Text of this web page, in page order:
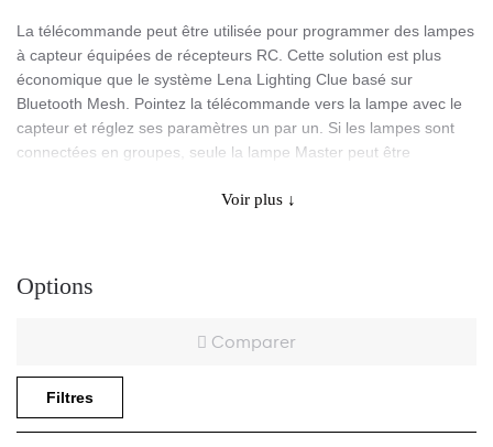
La télécommande peut être utilisée pour programmer des lampes
à capteur équipées de récepteurs RC. Cette solution est plus
économique que le système Lena Lighting Clue basé sur
Bluetooth Mesh. Pointez la télécommande vers la lampe avec le
capteur et réglez ses paramètres un par un. Si les lampes sont
connectées en groupes, seule la lampe Master peut être
fonction spéciale de la télécommande HRC-11 permet de définir
Voir plus ↓
Options
Comparer
Filtres